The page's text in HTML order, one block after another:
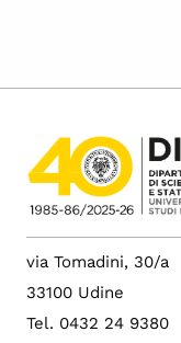
via Tomadini, 30/a
33100 Udine
Tel. 0432 24 9380